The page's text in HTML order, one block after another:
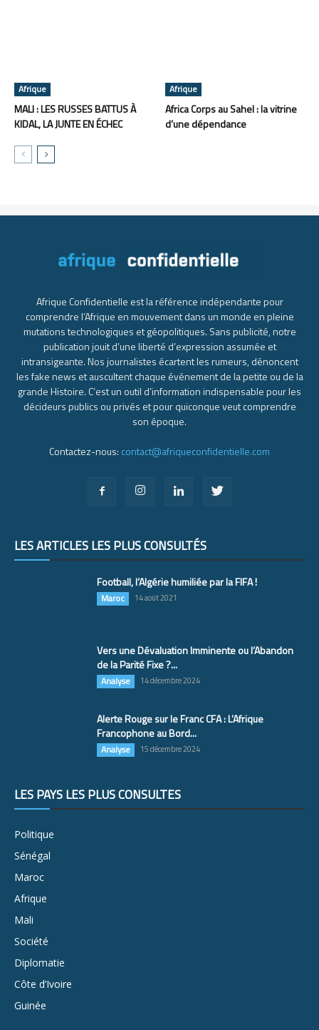
Afrique
MALI : LES RUSSES BATTUS À
KIDAL, LA JUNTE EN ÉCHEC
Afrique
Africa Corps au Sahel : la vitrine
d’une dépendance
Afrique Confidentielle est la référence indépendante pour
comprendre l’Afrique en mouvement dans un monde en pleine
mutations technologiques et géopolitiques. Sans publicité, notre
publication jouit d’une liberté d’expression assumée et
intransigeante. Nos journalistes écartent les rumeurs, dénoncent
les fake news et auscultent chaque événement de la petite ou de la
grande Histoire. C’est un outil d’information indispensable pour les
décideurs publics ou privés et pour quiconque veut comprendre
son époque.
Contactez-nous: contact@afriqueconfidentielle.com
LES ARTICLES LES PLUS CONSULTÉS
Football, l’Algérie humiliée par la FIFA !
Maroc 14 août 2021
Vers une Dévaluation Imminente ou l’Abandon
de la Parité Fixe ?...
Analyse 14 décembre 2024
Alerte Rouge sur le Franc CFA : L’Afrique
Francophone au Bord...
Analyse 15 décembre 2024
LES PAYS LES PLUS CONSULTÉS
Politique
Sénégal
Maroc
Afrique
Mali
Société
Diplomatie
Côte d’Ivoire
Guinée